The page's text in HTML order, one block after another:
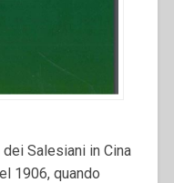
Salesiani in Cina
1906, quando